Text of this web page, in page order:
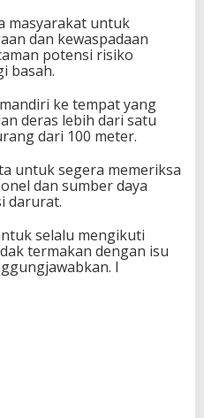
masyarakat untuk
dan kewaspadaan
potensi risiko
basah.
ke tempat yang
deras lebih dari satu
dari 100 meter.
untuk segera memeriksa
dan sumber daya
darurat.
selalu mengikuti
termakan dengan isu
I